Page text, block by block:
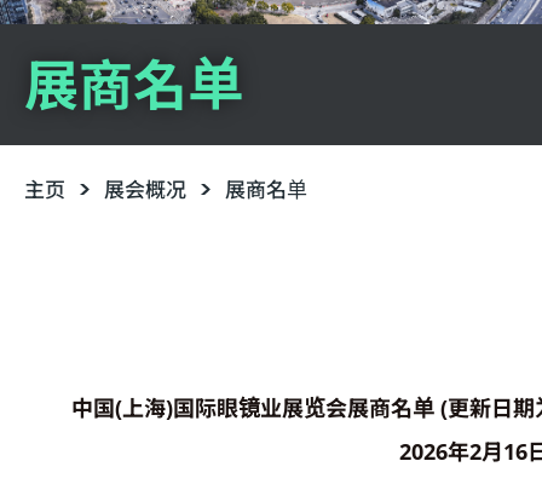
展商名单
主页 展会概况 展商名单
中国(上海)国际眼镜业展览会展商名单 (更新日期
2026年2月16